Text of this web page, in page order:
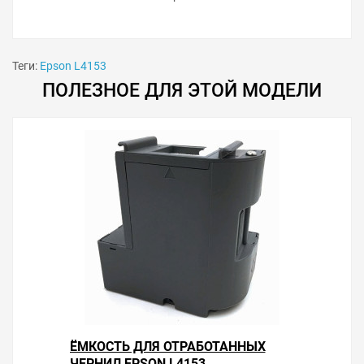
Теги: Epson L4153
ПОЛЕЗНОЕ ДЛЯ ЭТОЙ МОДЕЛИ
ЁМКОСТЬ ДЛЯ ОТРАБОТАННЫХ